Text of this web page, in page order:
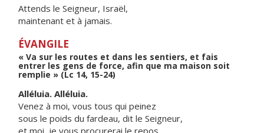
Attends le Seigneur, Israël,
maintenant et à jamais.
ÉVANGILE
« Va sur les routes et dans les sentiers, et fais
entrer les gens de force, afin que ma maison soit
remplie » (Lc 14, 15-24)
Alléluia. Alléluia.
Venez à moi, vous tous qui peinez
sous le poids du fardeau, dit le Seigneur,
et moi, je vous procurerai le repos.